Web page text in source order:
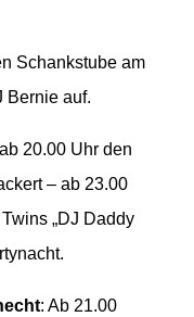
Schankstube am
Bernie auf.
20.00 Uhr den
– ab 23.00
„DJ Daddy
: Ab 21.00